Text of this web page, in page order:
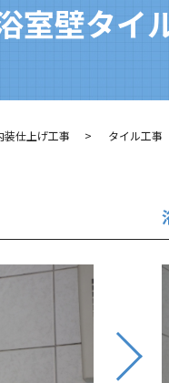
室壁タイ
装仕上げ工事 タイル工事